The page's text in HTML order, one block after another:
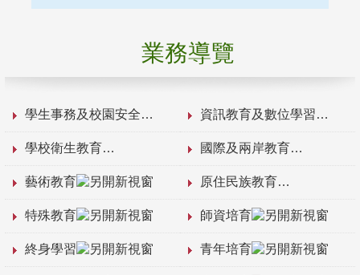
業務導覽
學生事務及校園安全 資訊教育及數位學習
學校衛生教育 國際及兩岸教育
藝術教育 原住民族教育
特殊教育 師資培育
終身學習 青年培育